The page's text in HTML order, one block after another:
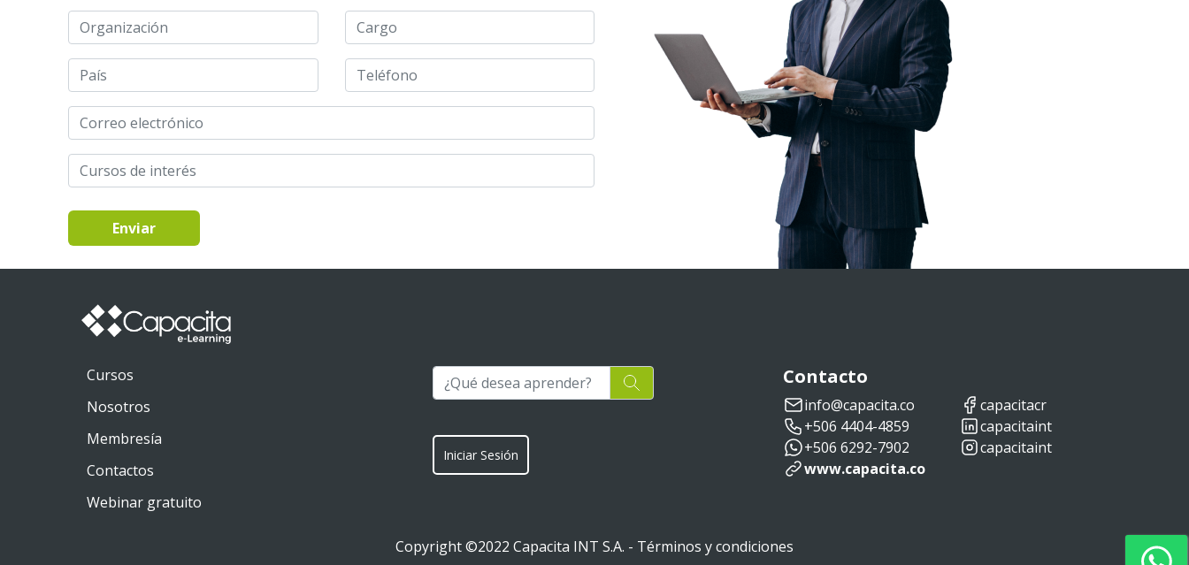
Enviar
Cursos
Nosotros
Membresía
Contactos
Webinar gratuito
Iniciar Sesión
Contacto
info@capacita.co
+506 4404-4859
+506 6292-7902
www.capacita.co
capacitacr
capacitaint
capacitaint
Copyright ©2022 Capacita INT S.A. - Términos y condiciones